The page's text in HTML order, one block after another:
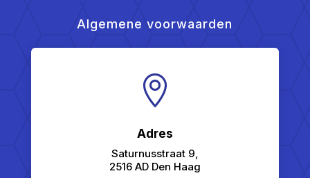
Algemene voorwaarden

Adres
Saturnusstraat 9,
2516 AD Den Haag